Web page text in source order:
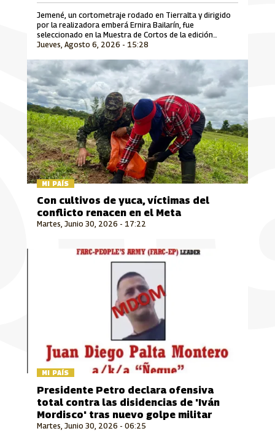
Jueves, Agosto 6, 2026 - 15:28
Jemené, un cortometraje rodado en Tierralta y dirigido
por la realizadora emberá Ernira Bailarín, fue
seleccionado en la Muestra de Cortos de la edición
número 30 del Festival Internacional de Cine Florianópolis
cinematográficos más importantes de Suramérica que se
desarrolla en Brasil.
MI PAÍS
Martes, Junio 30, 2026 - 17:22
Con cultivos de yuca, víctimas del
conflicto renacen en el Meta
MI PAÍS
Martes, Junio 30, 2026 - 06:25
Presidente Petro declara ofensiva
total contra las disidencias de 'Iván
Mordisco' tras nuevo golpe militar